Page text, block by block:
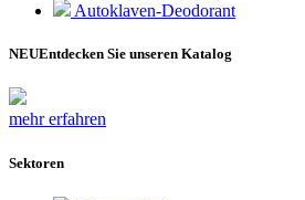
Autoklaven-Deodorant
NEUEntdecken Sie unseren Katalog
mehr erfahren
Sektoren